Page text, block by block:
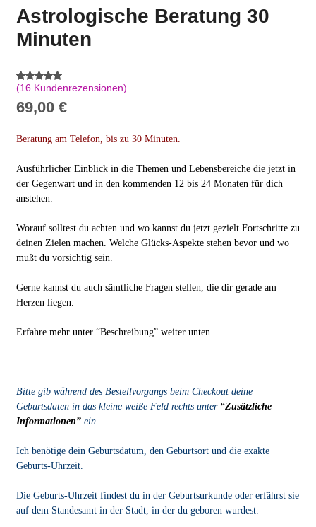
Astrologische Beratung 30
Minuten
Bewertet
mit 5.00
von 5,
16
Kundenbe
(16Kundenrezensionen)
69,00 €
Beratung am Telefon, bis zu 30 Minuten.
Ausführlicher Einblick in die Themen und Lebensbereiche die jetzt in
der Gegenwart und in den kommenden 12 bis 24 Monaten für dich
anstehen.
Worauf solltest du achten und wo kannst du jetzt gezielt Fortschritte zu
deinen Zielen machen. Welche Glücks-Aspekte stehen bevor und wo
mußt du vorsichtig sein.
Gerne kannst du auch sämtliche Fragen stellen, die dir gerade am
Herzen liegen.
Erfahre mehr unter “Beschreibung” weiter unten.
Bitte gib während des Bestellvorgangs beim Checkout deine
Geburtsdaten in das kleine weiße Feld rechts unter “Zusätzliche
Informationen”ein.
Ich benötige dein Geburtsdatum, den Geburtsort und die exakte
Geburts-Uhrzeit.
Die Geburts-Uhrzeit findest du in der Geburtsurkunde oder erfährst sie
auf dem Standesamt in der Stadt, in der du geboren wurdest.